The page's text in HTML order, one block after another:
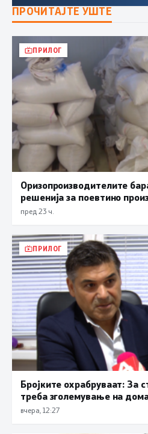
ПРОЧИТАЈТЕ УШТЕ
ПРИЛОГ
Оризопроизводителите
решенија за поевтино
пред 23 ч.
ПРИЛОГ
Бројките охрабруваат: За
треба зголемување на
вчера, 12:27